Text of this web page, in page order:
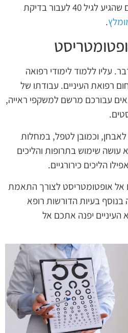
זאת. אנו ממליצים לכל אדם שהגיע לגיל 40 לעבור בדיקת
.
עליו ללמוד לימודי רפואה
רפואת העיניים. עבודתו של
עבורכם מרשם למשקפי ראייה,
לאבחן, וכמובן לטפל, במחלות
עושה שימוש בתרופות והליכים
הליכים כירורגיים.
אל אופטומטריסט לצורך התאמת
בעיות הדורשות רופא
העיניים יפנה אתכם אל